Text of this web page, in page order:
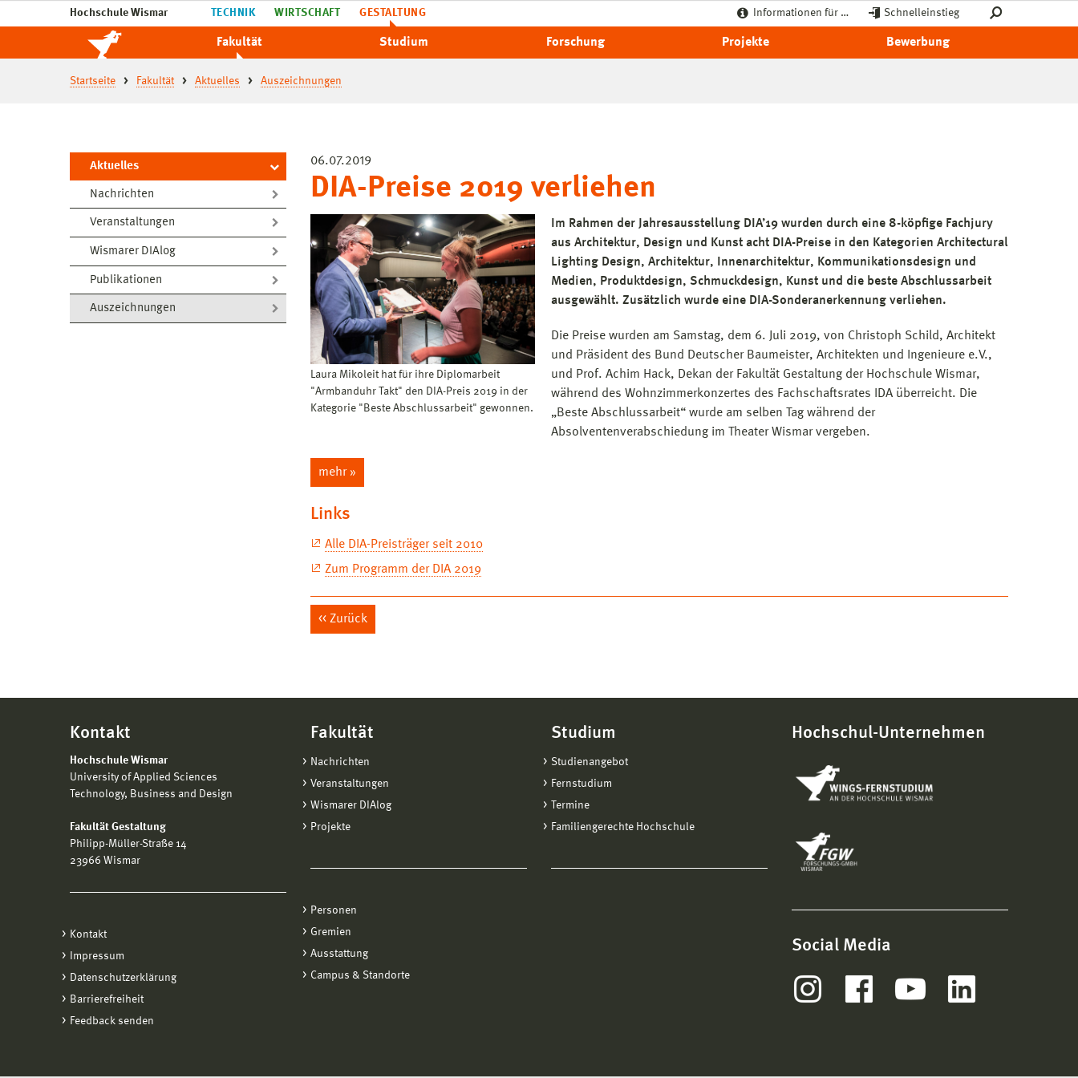
Hochschule Wismar TECHNIK WIRTSCHAFT GESTALTUNG Informationen für … Schnelleinstieg
Fakultät Studium Forschung Projekte Bewerbung
Startseite Fakultät Aktuelles Auszeichnungen
Aktuelles
Nachrichten
Veranstaltungen
Wismarer DIAlog
Publikationen
Auszeichnungen
06.07.2019
DIA-Preise 2019 verliehen
Laura Mikoleit hat für ihre Diplomarbeit
"Armbanduhr Takt" den DIA-Preis 2019 in der
Kategorie "Beste Abschlussarbeit" gewonnen.
Im Rahmen der Jahresausstellung DIA’19 wurden durch eine 8-köpfige Fachjury
aus Architektur, Design und Kunst acht DIA-Preise in den Kategorien Architectural
Lighting Design, Architektur, Innenarchitektur, Kommunikationsdesign und
Medien, Produktdesign, Schmuckdesign, Kunst und die beste Abschlussarbeit
ausgewählt. Zusätzlich wurde eine DIA-Sonderanerkennung verliehen.
Die Preise wurden am Samstag, dem 6. Juli 2019, von Christoph Schild, Architekt
und Präsident des Bund Deutscher Baumeister, Architekten und Ingenieure e.V.,
und Prof. Achim Hack, Dekan der Fakultät Gestaltung der Hochschule Wismar,
während des Wohnzimmerkonzertes des Fachschaftsrates IDA überreicht. Die
„Beste Abschlussarbeit“ wurde am selben Tag während der
Absolventenverabschiedung im Theater Wismar vergeben.
mehr »
Links
Alle DIA-Preisträger seit 2010
Zum Programm der DIA 2019
Zurück
Kontakt
Hochschule Wismar
University of Applied Sciences
Technology, Business and Design
Fakultät Gestaltung
Philipp-Müller-Straße 14
23966 Wismar
Kontakt
Impressum
Datenschutzerklärung
Barrierefreiheit
Feedback senden
Fakultät
Nachrichten
Veranstaltungen
Wismarer DIAlog
Projekte
Personen
Gremien
Ausstattung
Campus & Standorte
Studium
Studienangebot
Fernstudium
Termine
Familiengerechte Hochschule
Hochschul-Unternehmen
Social Media